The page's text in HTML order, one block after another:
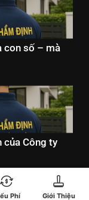
con số – mà
của Công ty
Phí Giới Thiệu